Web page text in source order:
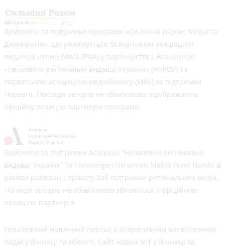
Здійснено за підтримки програми «Сильніші разом: Медіа та
Демократія», що реалізується Всесвітньою асоціацією
видавців новин (WAN-IFRA) у партнерстві з Асоціацією
«Незалежні регіональні видавці України» (АНРВУ) та
Норвезькою асоціацією медіабізнесу (MBL) за підтримки
Норвегії. Погляди авторів не обов’язково відображають
офіційну позицію партнерів програми.
Здійснено за підтримки Асоціації “Незалежні регіональні
видавці України” та Foreningen Ukrainian Media Fund Nordic в
рамках реалізації проєкту Хаб підтримки регіональних медіа.
Погляди авторів не обов'язково збігаються з офіційною
позицією партнерів
Незалежний новинний портал з оперативним висвітленням
подій у Вінниці та області. Сайт новин №1 у Вінниці за